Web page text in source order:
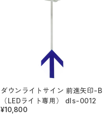
ダウンライトサイン 前進矢印-B
（LEDライト専用） dls-0012
¥10,800